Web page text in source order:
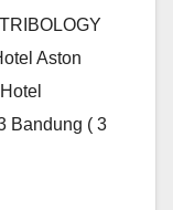
Aston
Bandung ( 3